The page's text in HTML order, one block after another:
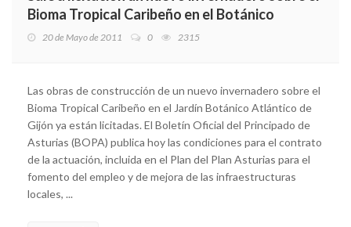
Bioma Tropical Caribeño en el Botánico
20 de Mayo de 2011 0 2315
Las obras de construcción de un nuevo invernadero sobre el
Bioma Tropical Caribeño en el Jardín Botánico Atlántico de
Gijón ya están licitadas. El Boletín Oficial del Principado de
Asturias (BOPA) publica hoy las condiciones para el contrato
de la actuación, incluida en el Plan del Plan Asturias para el
fomento del empleo y de mejora de las infraestructuras
locales, ...